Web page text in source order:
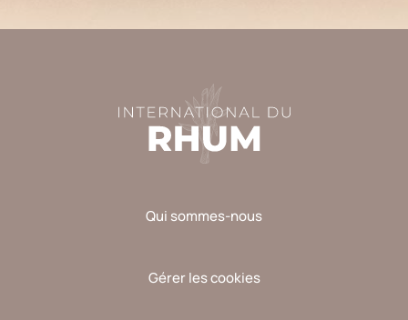
vide.
Qui sommes-nous
Gérer les cookies